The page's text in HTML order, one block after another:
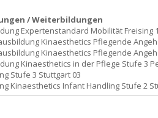
/ Weiterbildungen
Expertenstandard Mobilität Freising
Kinaesthetics Pflegende
Kinaesthetics Pflegende
Kinaesthetics in der Pflege Stufe 3
Stufe 3 Stuttgart 03
Kinaesthetics Infant Handling Stufe 2